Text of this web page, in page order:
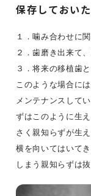
保存しておい
１．噛み合わせに
２．歯磨き出来て
３．将来の移植歯
このような場合に
メンテナンスして
ずはこのように生
さく親知らずが生
横を向いてはいて
しまう親知らずは